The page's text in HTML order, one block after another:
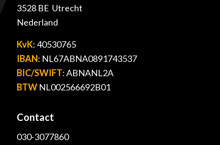
3528 BE Utrecht
Nederland
KvK: 40530765
IBAN: NL67ABNA0891743537
BIC/SWIFT: ABNANL2A
BTWNL002566692B01
Contact
030-3077860